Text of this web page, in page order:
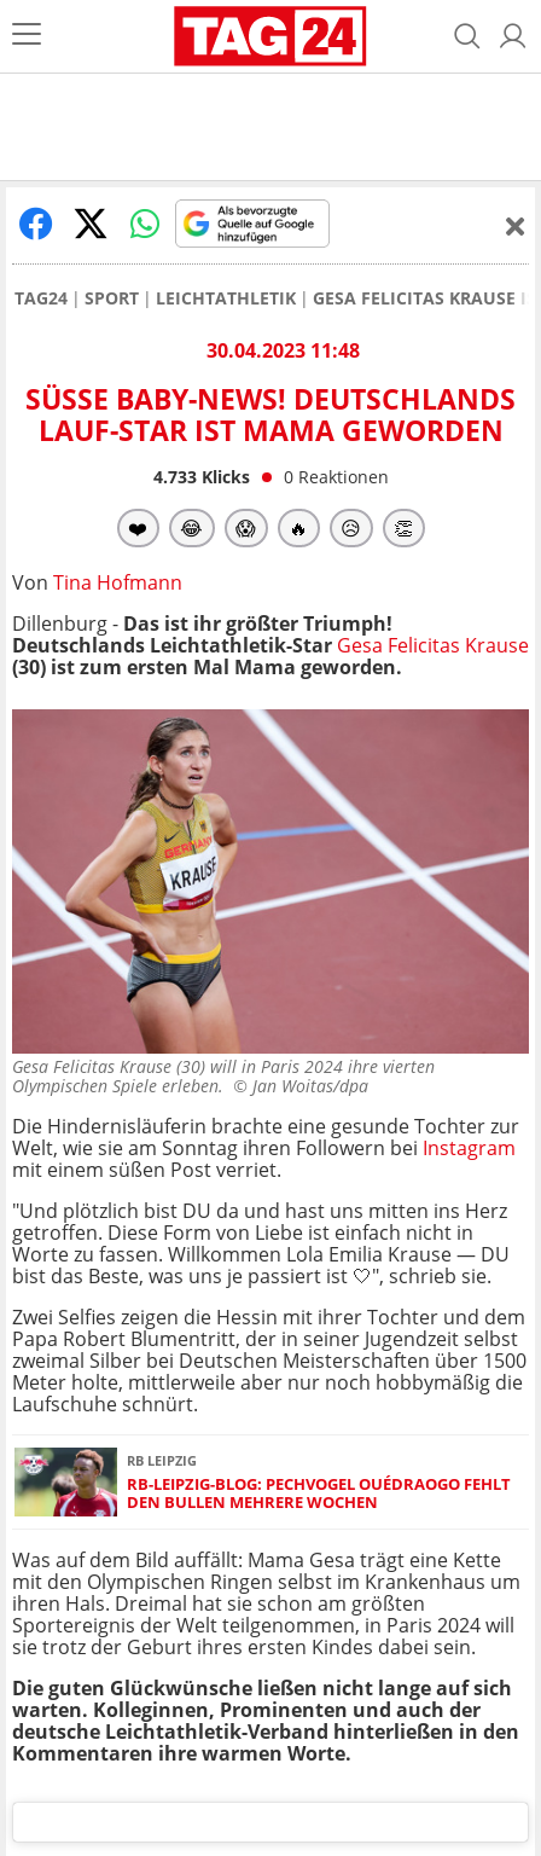
TAG24 SPORT LEICHTATHLETIK GESA FELICITAS KRAUSE
30.04.2023 11:48
SÜSSE BABY-NEWS! DEUTSCHLANDS L
AUF-STAR IST MAMA GEWORDEN
4.733Klicks 0 Reaktionen
❤️ 😂 😱 🔥 😥 👏
Von Tina Hofmann
Dillenburg - Das ist ihr größter Triumph!
Deutschlands Leichtathletik-Star Gesa Felicitas Krause
(30) ist zum ersten Mal Mama geworden.
Gesa Felicitas Krause (30) will in Paris 2024 ihre vierten
Olympischen Spiele erleben. © Jan Woitas/dpa
Die Hindernisläuferin brachte eine gesunde Tochter zur
Welt, wie sie am Sonntag ihren Followern bei Instagram
mit einem süßen Post verriet.
"Und plötzlich bist DU da und hast uns mitten ins Herz
getroffen. Diese Form von Liebe ist einfach nicht in
Worte zu fassen. Willkommen Lola Emilia Krause — DU
bist das Beste, was uns je passiert ist 🤍", schrieb sie.
Zwei Selfies zeigen die Hessin mit ihrer Tochter und dem
Papa Robert Blumentritt, der in seiner Jugendzeit selbst
zweimal Silber bei Deutschen Meisterschaften über 1500
Meter holte, mittlerweile aber nur noch hobbymäßig die
Laufschuhe schnürt.
RB LEIPZIG
RB-LEIPZIG-BLOG: PECHVOGEL OUÉDRAOGO FEHLT
DEN BULLEN MEHRERE WOCHEN
Was auf dem Bild auffällt: Mama Gesa trägt eine Kette
mit den Olympischen Ringen selbst im Krankenhaus um
ihren Hals. Dreimal hat sie schon am größten
Sportereignis der Welt teilgenommen, in Paris 2024 will
sie trotz der Geburt ihres ersten Kindes dabei sein.
Die guten Glückwünsche ließen nicht lange auf sich
warten. Kolleginnen, Prominenten und auch der
deutsche Leichtathletik-Verband hinterließen in den
Kommentaren ihre warmen Worte.